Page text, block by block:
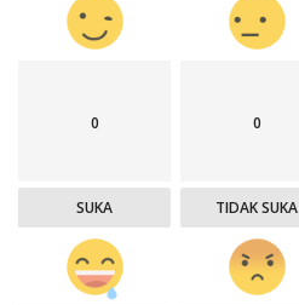
0
SUKA
0
TIDAK SUKA